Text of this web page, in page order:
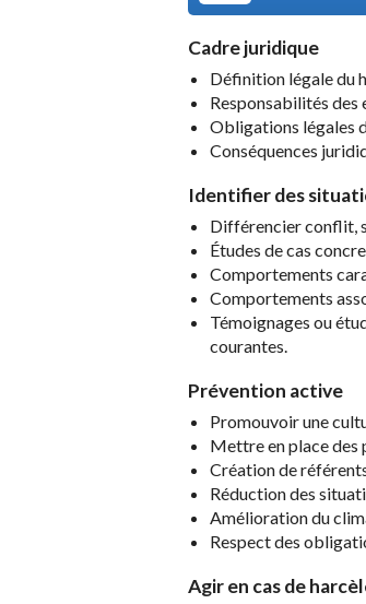
Cadre juridique
Définition légale du
Responsabilités des
Obligations légales
Conséquences
Identifier des
Différencier conflit,
Études de cas
Comportements
Comportements
Témoignages ou
courantes.
Prévention active
Promouvoir une
Mettre en place des
Création de
Réduction des
Amélioration du
Respect des
Agir en cas de